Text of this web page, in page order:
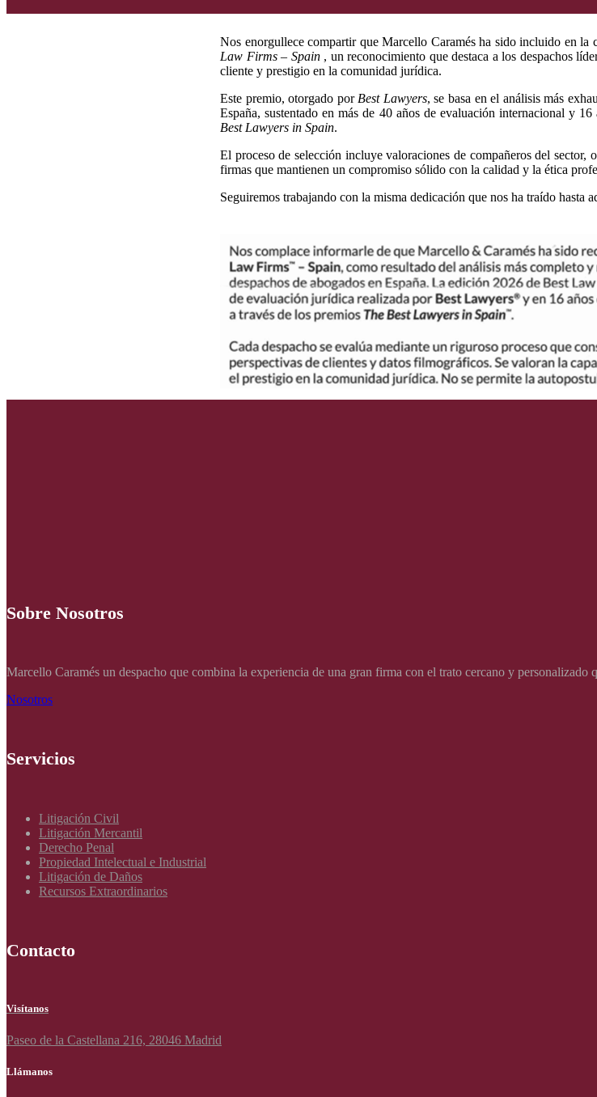
Nos enorgullece compartir que Marcello Caramés ha sido incluido en
Law Firms – Spain , un reconocimiento que destaca a los despachos
cliente y prestigio en la comunidad jurídica.
Este premio, otorgado por Best Lawyers, se basa en el análisis más
España, sustentado en más de 40 años de evaluación internacional y
Best Lawyers in Spain.
El proceso de selección incluye valoraciones de compañeros del
firmas que mantienen un compromiso sólido con la calidad y la ética
Seguiremos trabajando con la misma dedicación que nos ha traído hasta
Sobre Nosotros
Marcello Caramés un despacho que combina la experiencia de una gran firma con el trato cercano y
Nosotros
Servicios
Litigación Civil
Litigación Mercantil
Derecho Penal
Propiedad Intelectual e Industrial
Litigación de Daños
Recursos Extraordinarios
Contacto
Visítanos
Paseo de la Castellana 216, 28046 Madrid
Llámanos